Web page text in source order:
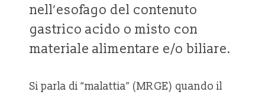
nell’esofago del contenuto
gastrico acido o misto con
materiale alimentare e/o biliare.
Si parla di “malattia” (MRGE) quando il